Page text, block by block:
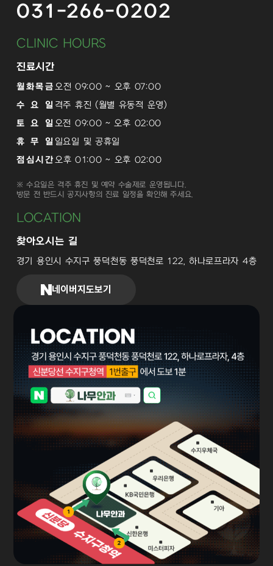
031-266-0202
CLINIC HOURS
진료시간
월화목금오전 09:00 ~ 오후 07:00
수 요 일 격주 휴진 (월별 유동적 운영)
토 요 일오전 09:00 ~ 오후 02:00
휴 무 일 일요일 및 공휴일
점심시간오후 01:00 ~ 오후 02:00
※ 수요일은 격주 휴진 및 예약 수술제로 운영됩니다.
방문 전 반드시 공지사항의 진료 일정을 확인해 주세요.
LOCATION
찾아오시는 길
경기 용인시 수지구 풍덕천동 풍덕천로 122, 하나로프라자 4층
네이버지도보기